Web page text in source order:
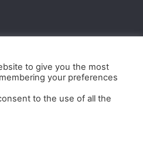
droits réservés.|
Réalisé
to give you the most
your preferences
to the use of all the